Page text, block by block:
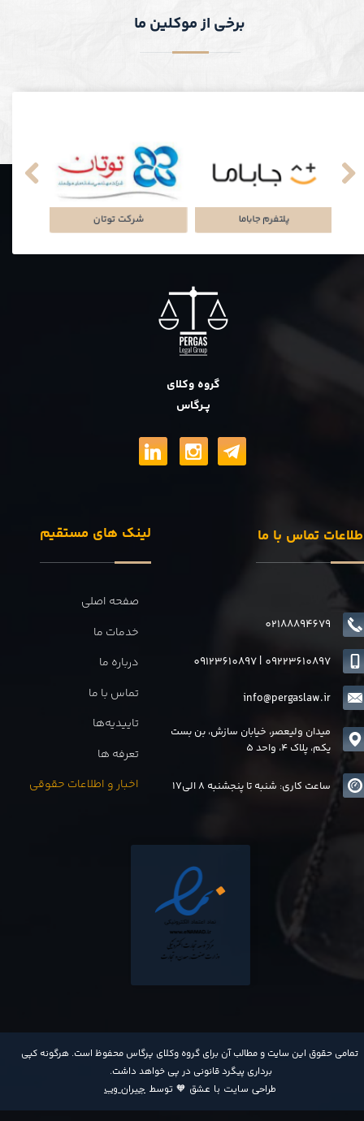
شرکت توتان پلتفرم جاباما
برخی از موکلین ما
​تمامی حقوق این سایت و مطالب آن برای گروه وکلای پرگاس محفوظ است. هرگونه کپی
برداری پیگرد قانونی در پی خواهد داشت​​​​​​​.
طراحی سایت با عشق 🧡 توسط جیران وب
گروه وکلای
پــرگاس
لینک های مستقیم
صفحه اصلی
خدمات ما
درباره ما
تماس با ما
تاییدیه‌ها
تعرفه ها
اخبار و اطلاعات حقوقی
تماس با ما
02188894679
info@pergaslaw.ir
09123610897| 09223610897
میدان ولیعصر، خیابان سازش، بن بست
یکم، پلاک 4، واحد 5
ساعت کاری: شنبه تا پنجشنبه 8 الی17